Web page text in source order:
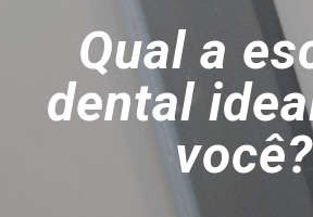
Qual a
dental
você?